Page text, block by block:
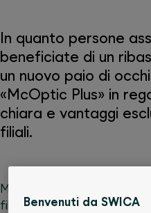
In quanto persone
beneficiate di un
un nuovo paio di
«McOptic Plus» in
chiara e vantaggi
filiali.
McOptic è stata fondata
filiale a Olten, nel Cantone
Benvenuti da SWICA